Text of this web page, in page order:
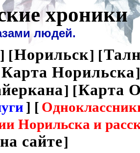
хроники
людей.
] [Норильск] [
Карта Норильска
] [Карта
] [
Норильска и
сайте]